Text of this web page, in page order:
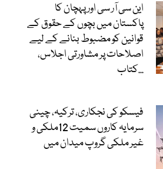
این سی آر سی اور پہچان کا
پاکستان میں بچوں کے حقوق کے
قوانین کو مضبوط بنانے کے لیے
اصلاحات پر مشاورتی اجلاس،
کتاب...
فیسکو کی نجکاری، ترکیہ، چینی
سرمایہ کاروں سمیت 12ملکی و
غیر ملکی گروپ میدان میں